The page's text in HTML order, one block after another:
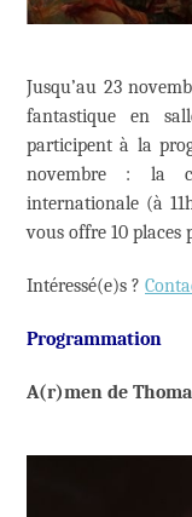
Jusqu’au 23
fantastique en
participent à la
novembre : la
internationale (à
vous offre 10 places
Intéressé(e)s ?
Programmation
A(r)men de